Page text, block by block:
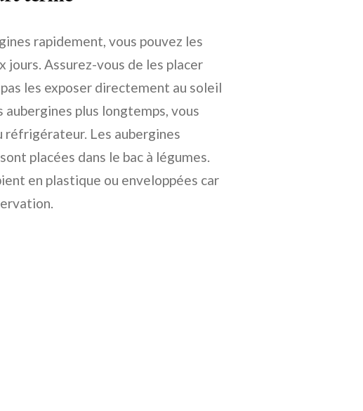
rapidement, vous pouvez les
jours. Assurez-vous de les placer
les exposer directement au soleil
aubergines plus longtemps, vous
réfrigérateur. Les aubergines
placées dans le bac à légumes.
en plastique ou enveloppées car